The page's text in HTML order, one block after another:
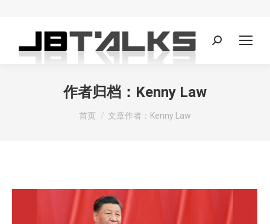
Search:
作者归档： Kenny Law
您在这里：
首页 文章作者：Kenny Law